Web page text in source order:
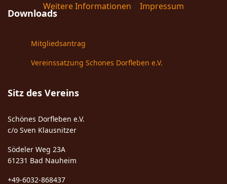
Downloads
Mitgliedsantrag
Vereinssatzung Schones Dorfleben e.V.
Sitz des Vereins
Schönes Dorfleben e.V.
c/o Sven Klausnitzer
Södeler Weg 23A
61231 Bad Nauheim
+49-6032-868437
Weitere Informationen
Impressum